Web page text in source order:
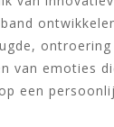
van emoties
een